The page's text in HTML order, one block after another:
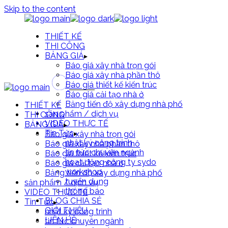
Skip to the content
THIẾT KẾ
THI CÔNG
BẢNG GIÁ
Báo giá xây nhà trọn gói
Báo giá xây nhà phần thô
Báo giá thiết kế kiến trúc
Báo giá cải tạo nhà ở
Bảng tiến độ xây dựng nhà phố
sản phẩm / dịch vụ
VIDEO THỰC TẾ
Tin Tức
nhật ký công trình
tin tức chuyên ngành
hoạt động công ty sydo
workshop
tuyển dụng
thông báo
BLOG CHIA SẺ
GIỚI THIỆU
LIÊN HỆ
THIẾT KẾ
THI CÔNG
BẢNG GIÁ
Báo giá xây nhà trọn gói
Báo giá xây nhà phần thô
Báo giá thiết kế kiến trúc
Báo giá cải tạo nhà ở
Bảng tiến độ xây dựng nhà phố
sản phẩm / dịch vụ
VIDEO THỰC TẾ
Tin Tức
nhật ký công trình
tin tức chuyên ngành